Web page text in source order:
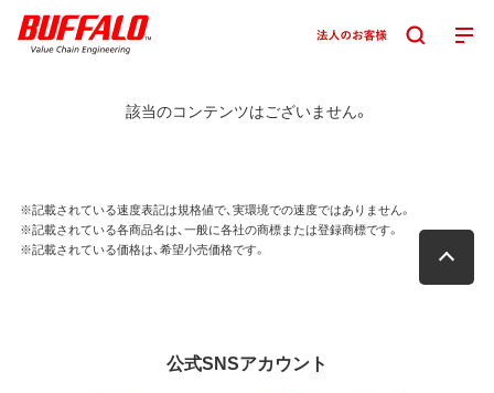
該当のコンテンツはございません。
※記載されている速度表記は規格値で、実環境での速度ではありません。
※記載されている各商品名は、一般に各社の商標または登録商標です。
※記載されている価格は、希望小売価格です。
公式SNSアカウント